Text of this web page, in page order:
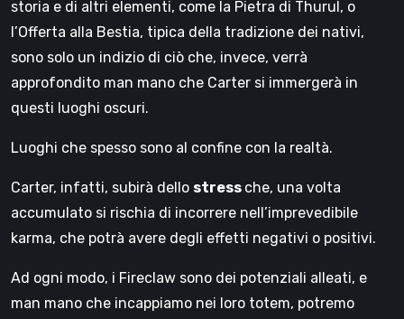
storia e di altri elementi, come la Pietra di Thurul, o
l’Offerta alla Bestia, tipica della tradizione dei nativi,
sono solo un indizio di ciò che, invece, verrà
approfondito man mano che Carter si immergerà in
questi luoghi oscuri.
Luoghi che spesso sono al confine con la realtà.
Carter, infatti, subirà dello stress che, una volta
accumulato si rischia di incorrere nell’imprevedibile
karma, che potrà avere degli effetti negativi o positivi.
Ad ogni modo, i Fireclaw sono dei potenziali alleati, e
man mano che incappiamo nei loro totem, potremo